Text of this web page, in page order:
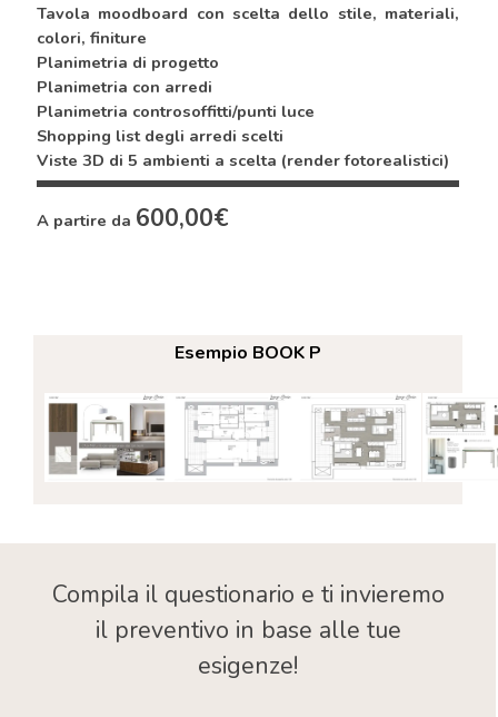
Tavola moodboard con scelta dello stile, materiali,
colori, finiture
Planimetria di progetto
Planimetria con arredi
Planimetria controsoffitti/punti luce
Shopping list degli arredi scelti
Viste 3D di 5 ambienti a scelta (render fotorealistici)
A partire da 600,00€
Esempio BOOK P
Compila il questionario e ti invieremo
il preventivo in base alle tue
esigenze!